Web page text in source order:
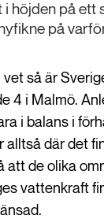
höjden på ett
på
så är
4 i Malmö.
i balans i
alltså där det
att de olika
vattenkraft